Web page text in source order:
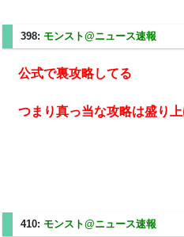
398: モンスト@ニュース速報
公式で裏攻略してる
つまり真っ当な攻略は盛り
410: モンスト@ニュース速報